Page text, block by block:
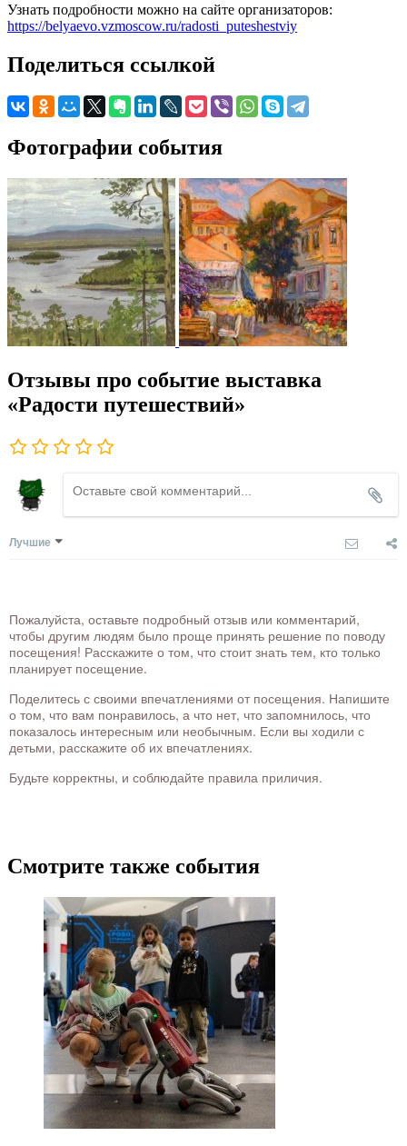
Узнать подробности можно на сайте организаторов:
https://belyaevo.vzmoscow.ru/radosti_puteshestviy
Поделиться ссылкой
Фотографии события
Отзывы про событие выставка
«Радости путешествий»
Лучшие
Пожалуйста, оставьте подробный отзыв или комментарий,
чтобы другим людям было проще принять решение по поводу
посещения! Расскажите о том, что стоит знать тем, кто только
планирует посещение.
Поделитесь с своими впечатлениями от посещения. Напишите
о том, что вам понравилось, а что нет, что запомнилось, что
показалось интересным или необычным. Если вы ходили с
детьми, расскажите об их впечатлениях.
Будьте корректны, и соблюдайте правила приличия.
Смотрите также события